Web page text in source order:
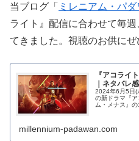
当ブログ「 ミレニアム・パ
ライト』配信に合わせて毎
てきました。視聴のお供にぜ
『アコライ
｜ネタバレ
2024年6月5日(
の新ドラマ『
ム・メナス』
millennium-padawan.com